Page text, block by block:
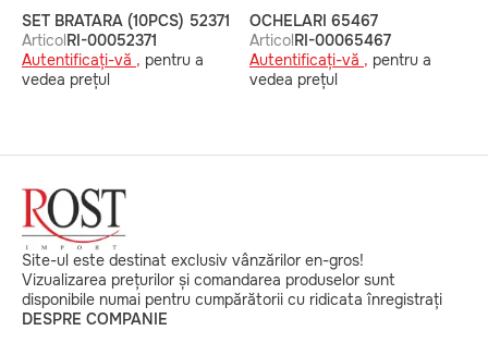
SET BRATARA (10PCS) 52371
ArticolRI-00052371
Autentificați-vă , pentru a
vedea prețul
OCHELARI 65467
ArticolRI-00065467
Autentificați-vă , pentru a
vedea prețul
Site-ul este destinat exclusiv vânzărilor en-gros!
Vizualizarea prețurilor și comandarea produselor sunt
disponibile numai pentru cumpărătorii cu ridicata înregistrați
DESPRE COMPANIE